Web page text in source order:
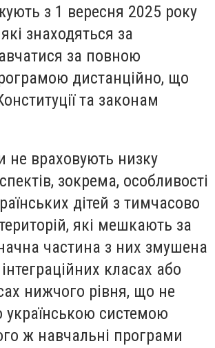
з 1 вересня 2025 року
знаходяться за
за повною
дистанційно, що
та законам
не враховують низку
зокрема, особливості
дітей з тимчасово
які мешкають за
частина з них змушена
класах або
нижчого рівня, що не
українською системою
ж навчальні програми